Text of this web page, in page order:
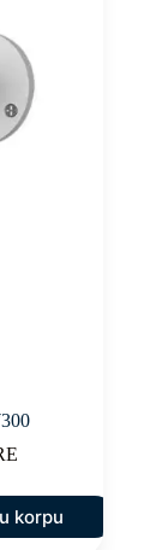
korpu